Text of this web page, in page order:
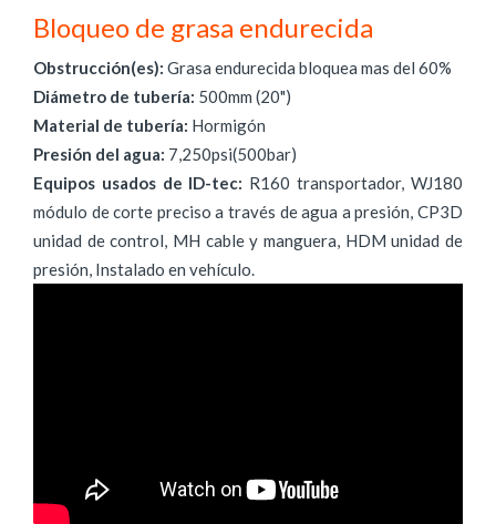
Bloqueo de grasa endurecida
Obstrucción(es): Grasa endurecida bloquea mas del 60%
Diámetro de tubería: 500mm (20")
Material de tubería: Hormigón
Presión del agua: 7,250psi(500bar)
Equipos usados de ID-tec: R160 transportador, WJ180
módulo de corte preciso a través de agua a presión, CP3D
unidad de control, MH cable y manguera, HDM unidad de
presión, Instalado en vehículo.